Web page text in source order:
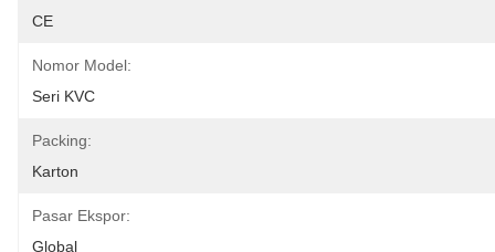
CE
Nomor Model:
Seri KVC
Packing:
Karton
Pasar Ekspor:
Global